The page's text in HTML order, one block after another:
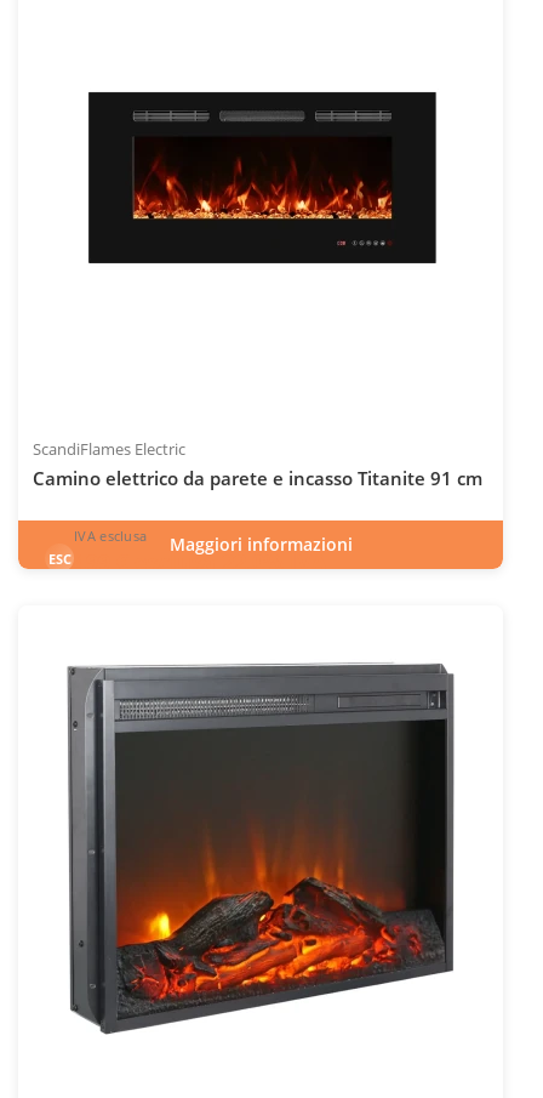
ScandiFlames Electric
Camino elettrico da parete e incasso Titanite 91 cm
ESC
IVA esclusa
499€esclusa 22.0% IVA
Codice articolo: ELP-10-144
Maggiori informazioni